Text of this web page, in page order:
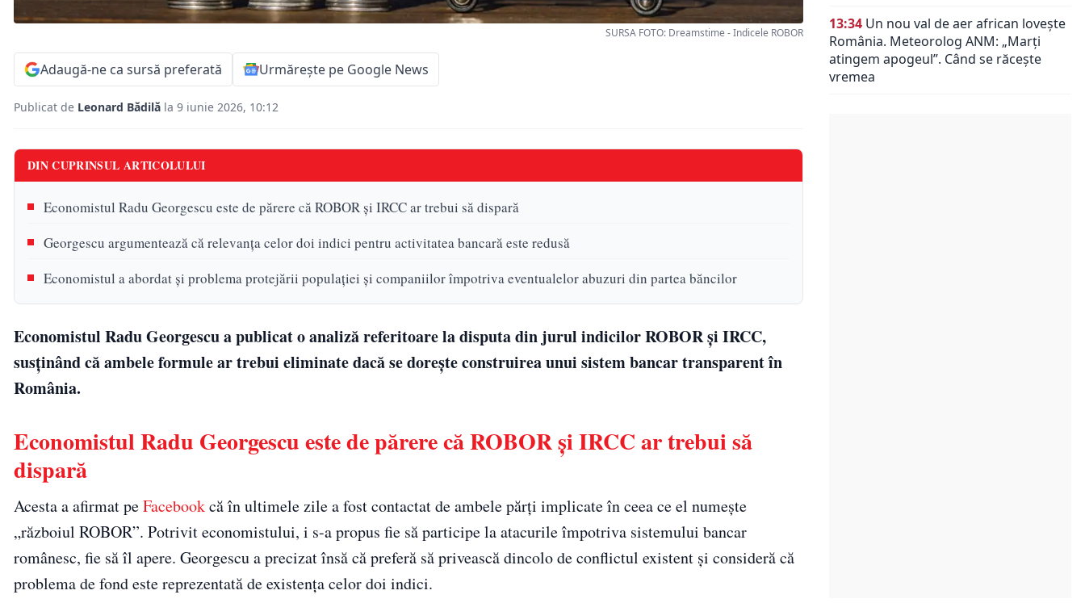
SURSA FOTO: Dreamstime - Indicele ROBOR
Adaugă-ne ca sursă preferată Urmărește pe Google News
Publicat de Leonard Bădilă la 9 iunie 2026, 10:12
DIN CUPRINSUL ARTICOLULUI
Economistul Radu Georgescu este de părere că ROBOR și IRCC ar trebui să dispară
Georgescu argumentează că relevanța celor doi indici pentru activitatea bancară este redusă
Economistul a abordat și problema protejării populației și companiilor împotriva eventualelor abuzuri din partea băncilor
Economistul Radu Georgescu a publicat o analiză referitoare la disputa din jurul indicilor ROBOR și IRCC,
susținând că ambele formule ar trebui eliminate dacă se dorește construirea unui sistem bancar transparent în
România.
Economistul Radu Georgescu este de părere că ROBOR și IRCC ar trebui să
dispară
Acesta a afirmat peFacebookcă în ultimele zile a fost contactat de ambele părți implicate în ceea ce el numește
„războiul ROBOR”. Potrivit economistului, i s-a propus fie să participe la atacurile împotriva sistemului bancar
românesc, fie să îl apere. Georgescu a precizat însă că preferă să privească dincolo de conflictul existent și consideră că
problema de fond este reprezentată de existența celor doi indici.
13:34 Un nou val de aer african lovește
România. Meteorolog ANM: „Marți
atingem apogeul”. Când se răcește
vremea